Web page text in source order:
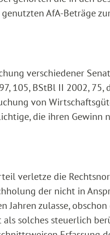
AfA-Beträge
verschiedener
105, BStBl II 2002,
von
die ihren Gewinn
verletze die
der nicht in
Jahren zulasse,
solches steuerlich